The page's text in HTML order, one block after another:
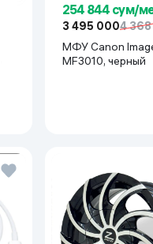
254 844 сум/
3 495 0004
МФУ Canon
MF3010, черный